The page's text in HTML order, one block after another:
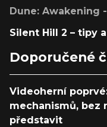
Dune: Awakening
Silent Hill 2 – tipy
Doporučené
Videoherní
mechanismů, bez
představit